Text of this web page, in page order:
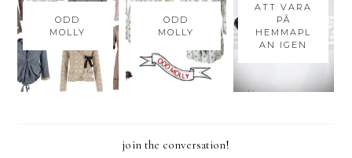
ODD
MOLLY
ODD
MOLLY
ATT VARA
PÅ
HEMMAPL
AN IGEN
join the conversation!